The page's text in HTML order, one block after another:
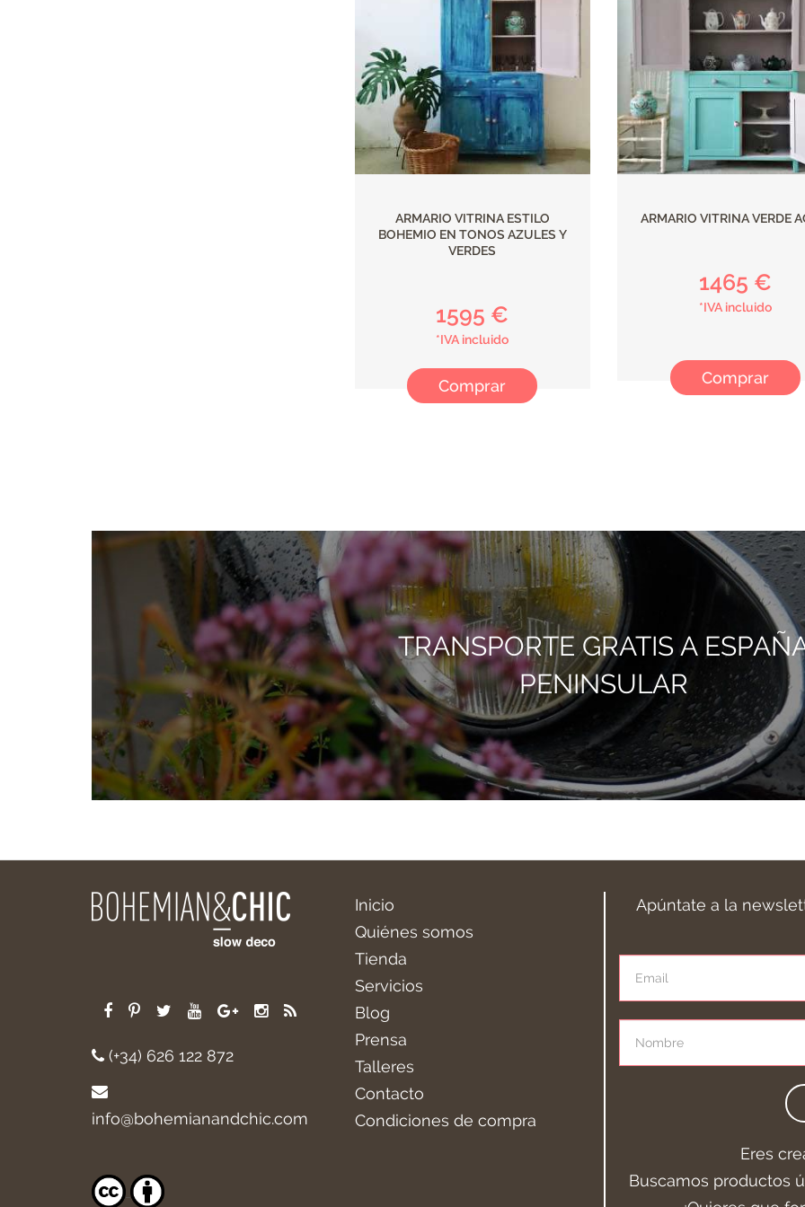
ARMARIO VITRINA ESTILO
BOHEMIO EN TONOS AZULES Y
VERDES
1595 €
*IVA incluido
Comprar
ARMARIO VITRINA VERDE
1465 €
*IVA incluido
Comprar
TRANSPORTE GRATIS A
PENINSULAR
(+34) 626 122 872
info@bohemianandchic.com
Inicio
Quiénes somos
Tienda
Servicios
Blog
Prensa
Talleres
Contacto
Condiciones de compra
Apúntate a la
Eres
Buscamos productos